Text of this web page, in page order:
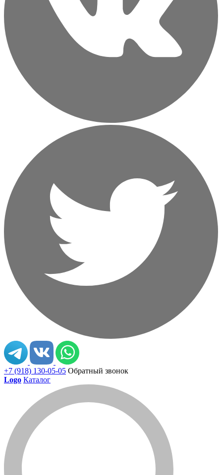
+7 (918) 130-05-05 Обратный звонок
Logo Каталог